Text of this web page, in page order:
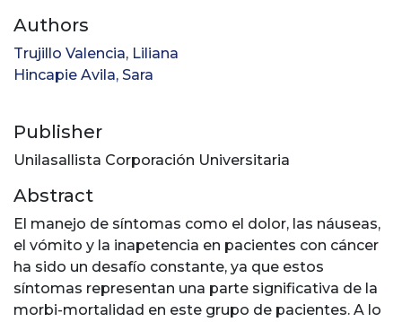
Authors
Trujillo Valencia, Liliana
Hincapie Avila, Sara
Publisher
Unilasallista Corporación Universitaria
Abstract
El manejo de síntomas como el dolor, las náuseas,
el vómito y la inapetencia en pacientes con cáncer
ha sido un desafío constante, ya que estos
síntomas representan una parte significativa de la
morbi-mortalidad en este grupo de pacientes. A lo